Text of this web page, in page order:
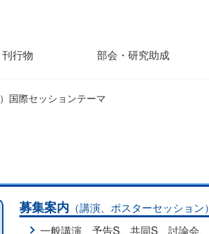
刊行物 部会・研究助成
国際セッションテーマ
募集案内 （講演、ポスターセッション）
一般講演 、予告S 、共同S 、討論会